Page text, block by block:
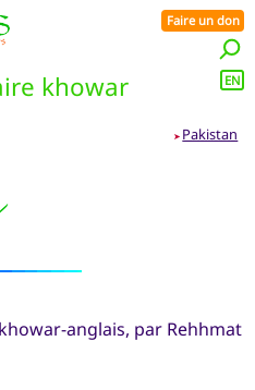
khowar
Faire un don
EN
➤ Pakistan
anglais, par Rehhmat